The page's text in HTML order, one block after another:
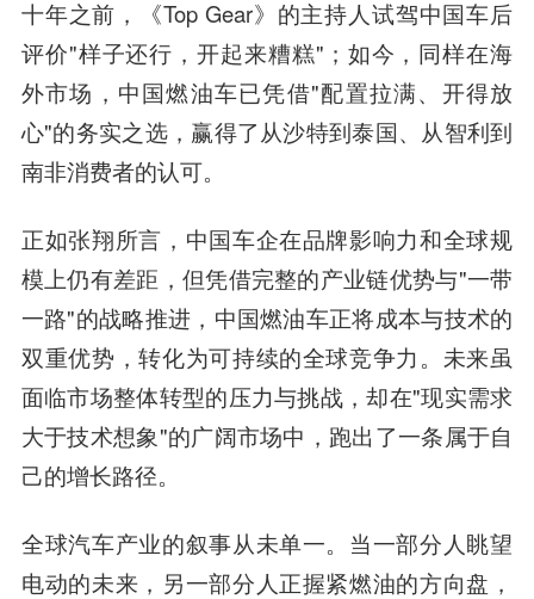
十年之前，《Top Gear》的主持人试驾中国车后
评价"样子还行，开起来糟糕"；如今，同样在海
外市场，中国燃油车已凭借"配置拉满、开得放
心"的务实之选，赢得了从沙特到泰国、从智利到
南非消费者的认可。
正如张翔所言，中国车企在品牌影响力和全球规
模上仍有差距，但凭借完整的产业链优势与"一带
一路"的战略推进，中国燃油车正将成本与技术的
双重优势，转化为可持续的全球竞争力。未来虽
面临市场整体转型的压力与挑战，却在"现实需求
大于技术想象"的广阔市场中，跑出了一条属于自
己的增长路径。
全球汽车产业的叙事从未单一。当一部分人眺望
电动的未来，另一部分人正握紧燃油的方向盘，